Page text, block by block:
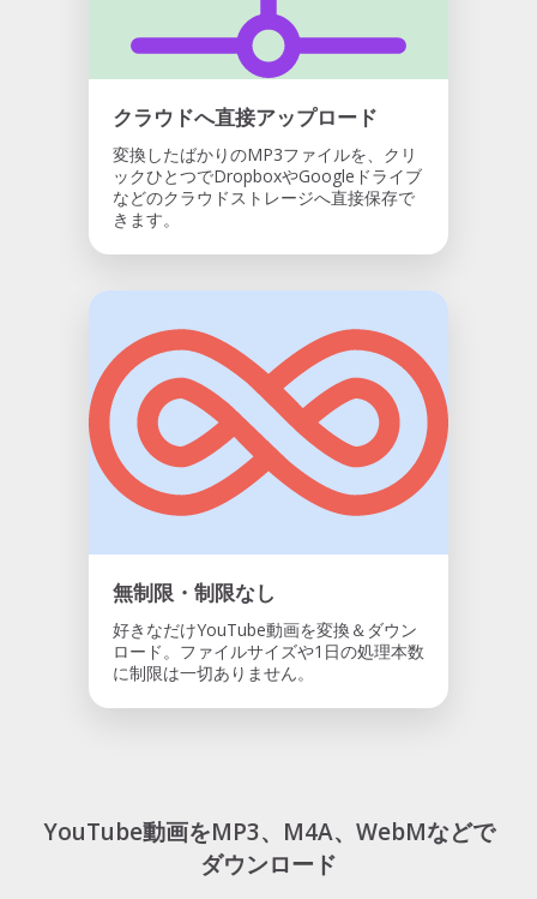
クラウドへ直接アップロード
変換したばかりのMP3ファイルを、クリ
ックひとつでDropboxやGoogleドライブ
などのクラウドストレージへ直接保存で
きます。
無制限・制限なし
好きなだけYouTube動画を変換＆ダウン
ロード。ファイルサイズや1日の処理本数
に制限は一切ありません。
YouTube動画をMP3、M4A、WebMなどで
ダウンロード